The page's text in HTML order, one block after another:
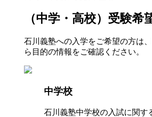
（中学・高校）受験希
石川義塾への入学をご希望の方は
ら目的の情報をご確認ください。
中学校
石川義塾中学校の入試に関す